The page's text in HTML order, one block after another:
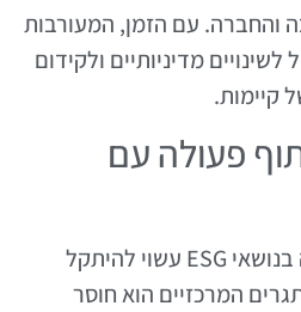
והחברה. עם הזמן, המעורבות
לשינויים מדיניותיים ולקידום
קיימות.
פעולה עם
שיתוף פעולה עם הקהילה בנושאי ESG עשוי להיתקל
המרכזיים הוא חוסר